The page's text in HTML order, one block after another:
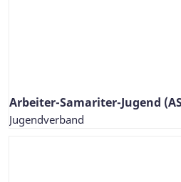
Arbeiter-Samariter-Jugend
Jugendverband